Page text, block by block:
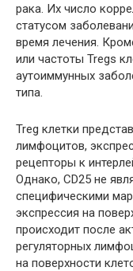
рака. Их число
статусом
время лечения.
или частоты Tregs
аутоиммунных
типа.
Treg клетки
лимфоцитов,
рецепторы к
Однако, CD25 не
специфическими
экспрессия на
происходит после
регуляторных
на поверхности